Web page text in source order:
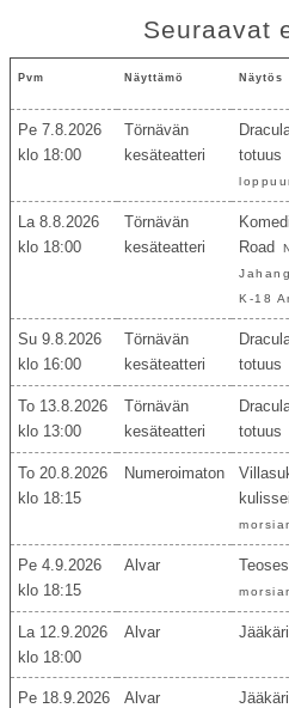
Seuraavat
Pvm Näyttämö Näytös
Pe 7.8.2026
18:00
Törnävän
kesäteatteri
totuus
La 8.8.2026
18:00
Törnävän
kesäteatteri
Road
K-18
Su 9.8.2026
16:00
Törnävän
kesäteatteri
totuus
To 13.8.2026
13:00
Törnävän
kesäteatteri
totuus
To 20.8.2026
18:15
Numeroimaton
Pe 4.9.2026
18:15
Alvar
La 12.9.2026
18:00
Alvar
Pe 18.9.2026
Alvar